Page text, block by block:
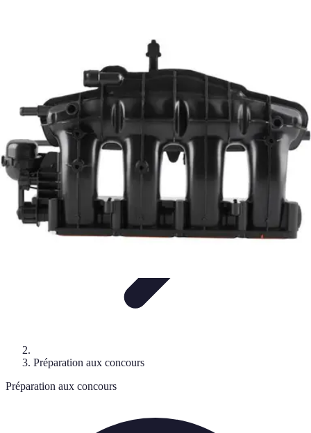
Guide Grandes Écoles
Préparation aux concours
Préparation aux concours